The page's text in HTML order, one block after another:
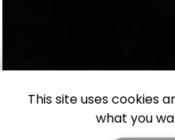
This site uses cookies
what you